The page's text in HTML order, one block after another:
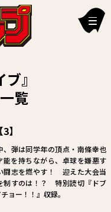
』
覧
】
、弾は同学年の頂点・南條幸也
能を持ちながら、卓球を嫌悪す
闘志を燃やす！ 迎えた大会当
制すのは！？ 特別読切『ドブ
ョー！！』収録。